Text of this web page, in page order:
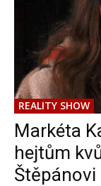
REALITY SHOW
Markéta
hejtům
Štěpánovi